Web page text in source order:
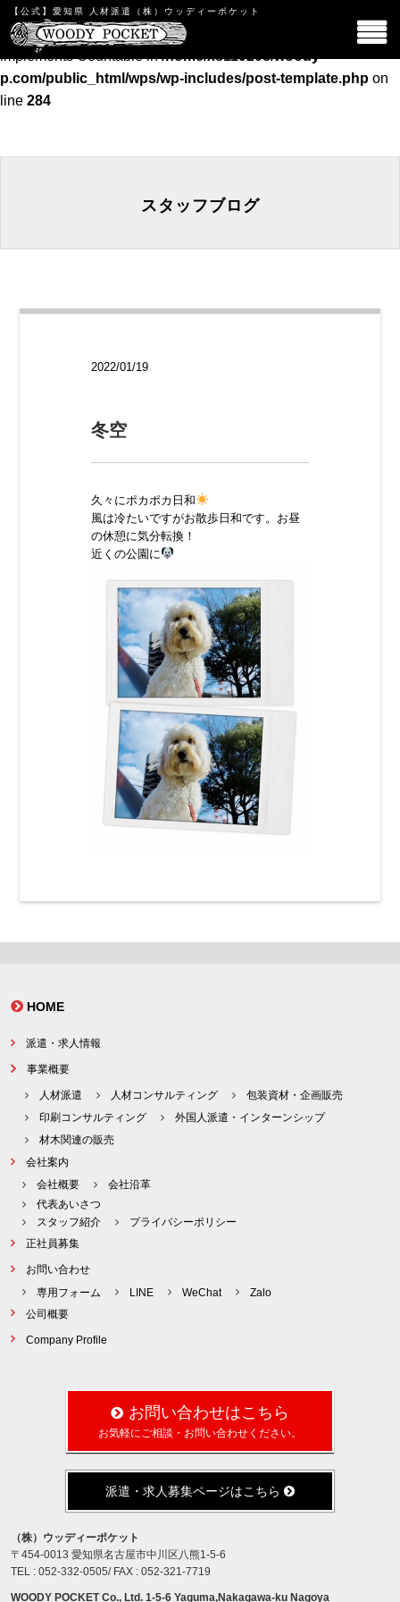
Warning: count(): Parameter must be an array or an object that
implements Countable in/home/xs119208/woody-
p.com/public_html/wps/wp-includes/post-template.php on
line 284
【公式】愛知県 人材派遣（株）ウッディーポケット
スタッフブログ
2022/01/19
冬空
久々にポカポカ日和
風は冷たいですがお散歩日和です。お昼
の休憩に気分転換！
近くの公園に
HOME
派遣・求人情報
事業概要
人材派遣 人材コンサルティング
包装資材・企画販売
印刷コンサルティング
外国人派遣・インターンシップ
材木関連の販売
会社案内
会社概要
会社沿革
代表あいさつ
スタッフ紹介
プライバシーポリシー
正社員募集
お問い合わせ
専用フォーム
LINE WeChat
Zalo
公司概要
Company Profile
お問い合わせはこちら
お気軽にご相談・お問い合わせください。
派遣・求人募集ページはこちら
（株）ウッディーポケット
〒454-0013 愛知県名古屋市中川区八熊1-5-6
TEL : 052-332-0505/ FAX : 052-321-7719
WOODY POCKET Co., Ltd. 1-5-6 Yaguma,Nakagawa-ku Nagoya